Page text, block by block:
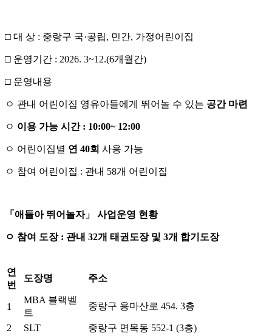
□ 대 상 : 중랑구 국·공립, 민간, 가정어린이집
□ 운영기간 : 2026. 3~12.(6개월간)
□ 운영내용
ㅇ 관내 어린이집 영유아들에게 뛰어놀 수 있는 공간 마련
ㅇ 이용 가능 시간 : 10:00~ 12:00
ㅇ 어린이집별 연 40회 사용 가능
ㅇ 참여 어린이집 : 관내 58개 어린이집
「 애들아 뛰어놀자」 사업운영 현황
ㅇ 참여 도장 : 관내 32개 태권도장 및 3개 합기도장
연
번
도장명 주소
1
MBA 블랙벨
트
중랑구 용마산로 454. 3층
2 SLT 중랑구 면목동 552-1 (3층)